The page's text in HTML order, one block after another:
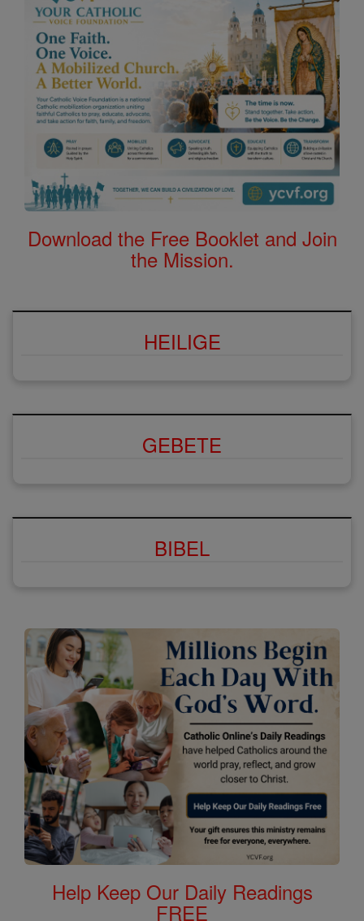
Download the Free Booklet and Join
the Mission.
HEILIGE
GEBETE
BIBEL
Help Keep Our Daily Readings
FREE